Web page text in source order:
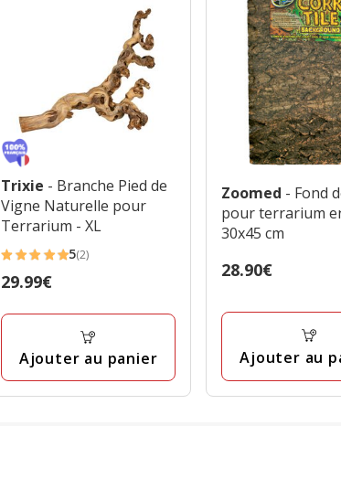
Trixie - Branche Pied de
Vigne Naturelle pour
Terrarium - XL
5
étoiles
avis
5(2)
Prix
29.99€
Ajouter au panier
Zoomed - Fond
pour terrarium
30x45 cm
Prix
28.90€
Ajouter au